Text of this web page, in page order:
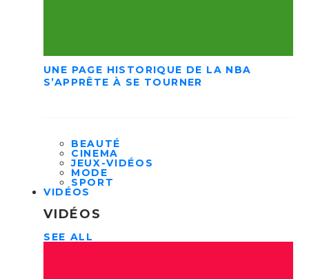
UNE PAGE HISTORIQUE DE LA NBA
S’APPRÊTE À SE TOURNER
BEAUTÉ
CINEMA
JEUX-VIDÉOS
MODE
SPORT
VIDÉOS
VIDÉOS
SEE ALL